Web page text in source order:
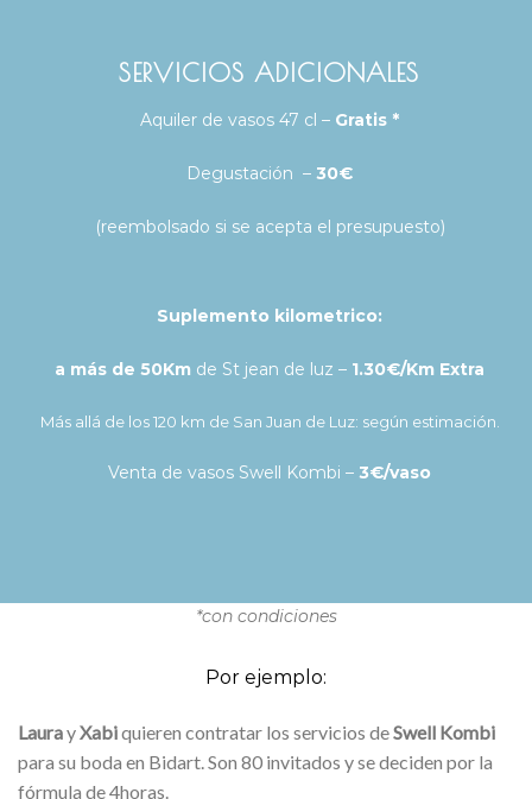
SERVICIOS ADICIONALES
Aquiler de vasos 47 cl – Gratis *
Degustación – 30€
(reembolsado si se acepta el presupuesto)
Suplemento kilometrico:
a más de 50Km de St jean de luz – 1.30€/Km Extra
Más allá de los 120 km de San Juan de Luz: según estimación.
Venta de vasos Swell Kombi – 3€/vaso
*con condiciones
Por ejemplo:
LaurayXabiquieren contratar los servicios deSwell Kombi
para su boda en Bidart. Son 80 invitados y se deciden por la
fórmula de 4horas.